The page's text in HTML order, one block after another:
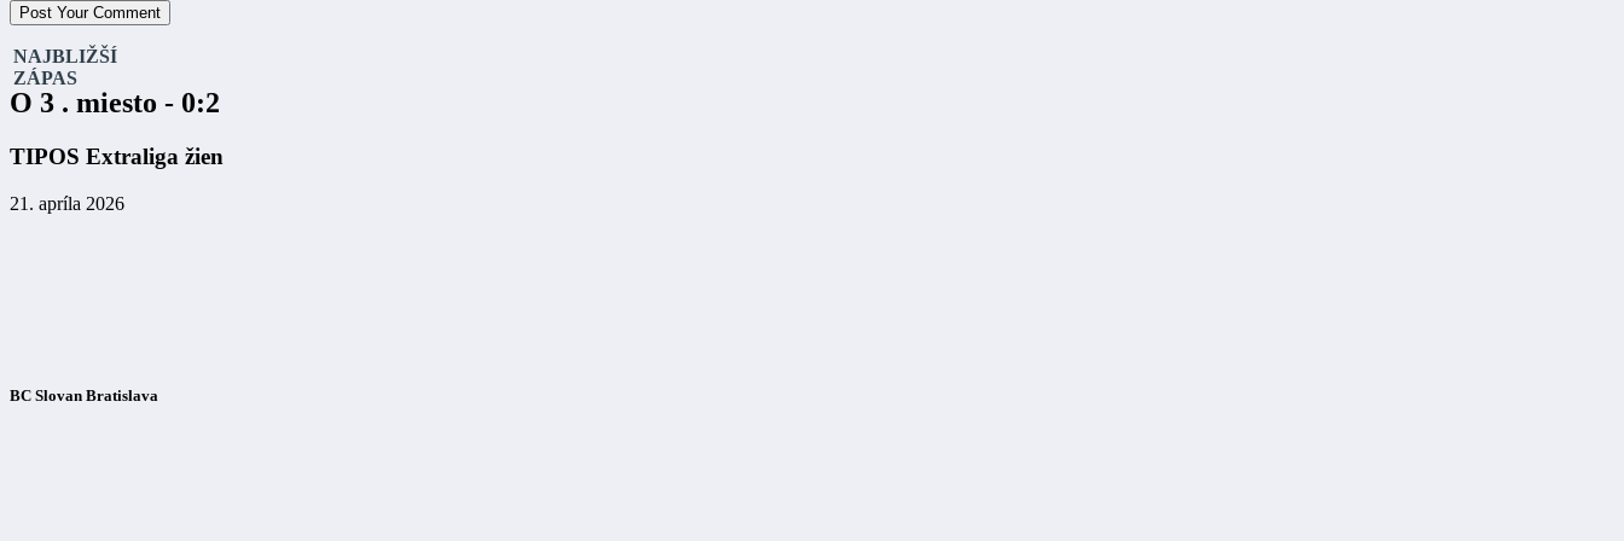
NAJBLIŽŠÍ
ZÁPAS
O 3 . miesto - 0:2
TIPOS Extraliga žien
21. apríla 2026
BC Slovan Bratislava